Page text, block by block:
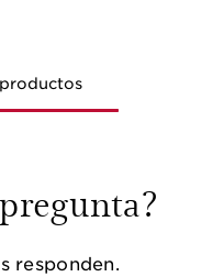
productos
responden.